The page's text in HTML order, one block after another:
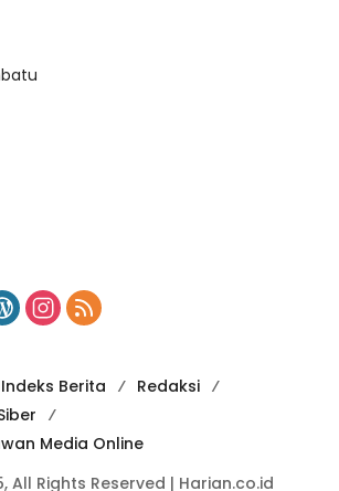
Indeks Berita
Redaksi
Media Online
All Rights Reserved | Harian.co.id